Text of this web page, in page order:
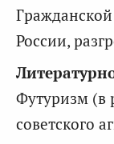
России,
Футуризм (в
советского